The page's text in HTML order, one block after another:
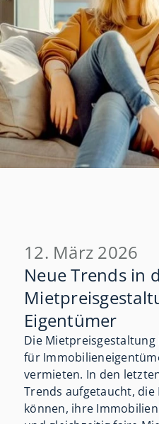
12. März 2026
Neue Trends in
Eigentümer
Die
für
vermieten. In den
Trends aufgetaucht,
können, ihre